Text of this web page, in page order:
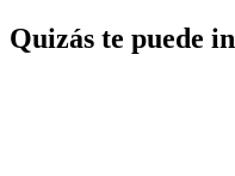
Quizás te puede